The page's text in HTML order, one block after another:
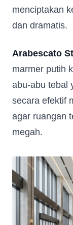
menciptakan
dan dramatis.
Arabescato
marmer putih
abu-abu tebal
secara efektif
agar ruangan
megah.